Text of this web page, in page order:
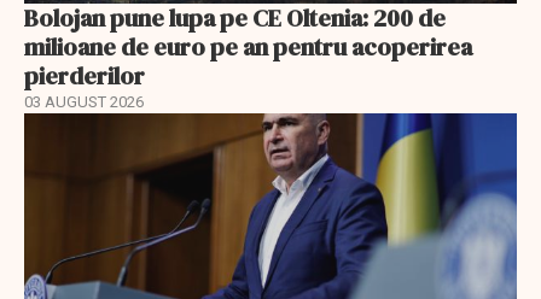
Bolojan pune lupa pe CE Oltenia: 200 de
milioane de euro pe an pentru acoperirea
pierderilor
03 AUGUST 2026